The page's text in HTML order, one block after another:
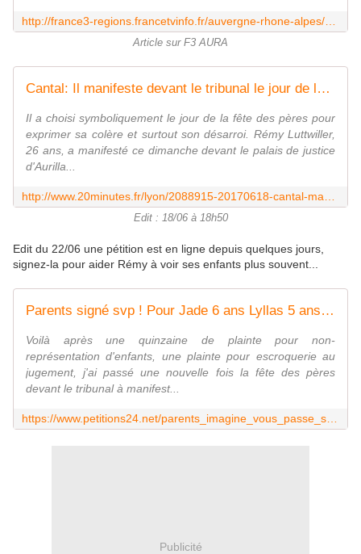
Article sur F3 AURA
Cantal: Il manifeste devant le tribunal le jour de la fête des pères pour voir ses enfants plus souvent
Il a choisi symboliquement le jour de la fête des pères pour
exprimer sa colère et surtout son désarroi. Rémy Luttwiller,
26 ans, a manifesté ce dimanche devant le palais de justice
d'Aurilla...
Edit : 18/06 à 18h50
Edit du 22/06 une pétition est en ligne depuis quelques jours,
signez-la pour aider Rémy à voir ses enfants plus souvent...
Parents signé svp ! Pour Jade 6 ans Lyllas 5 ans et Loukas 4 ans
Voilà après une quinzaine de plainte pour non-
représentation d'enfants, une plainte pour escroquerie au
jugement, j'ai passé une nouvelle fois la fête des pères
devant le tribunal à manifest...
Publicité